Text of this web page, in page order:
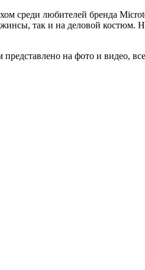
любителей бренда
так и на деловой костюм.
на фото и видео,